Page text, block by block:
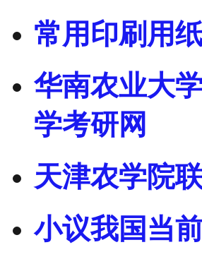
常用印刷用
华南农业大
学考研网
天津农学院
小议我国当